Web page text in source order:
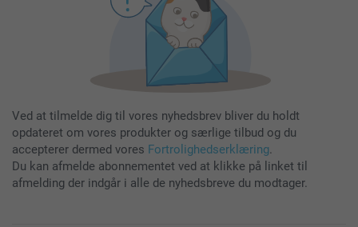
Ved at tilmelde dig til vores nyhedsbrev bliver du holdt
opdateret om vores produkter og særlige tilbud og du
accepterer dermed vores Fortrolighedserklæring.
Du kan afmelde abonnementet ved at klikke på linket til
afmelding der indgår i alle de nyhedsbreve du modtager.